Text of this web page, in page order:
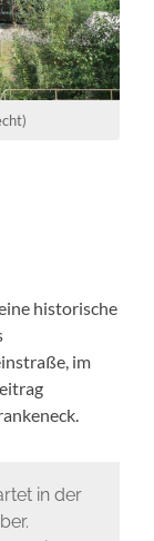
historische
im
in der